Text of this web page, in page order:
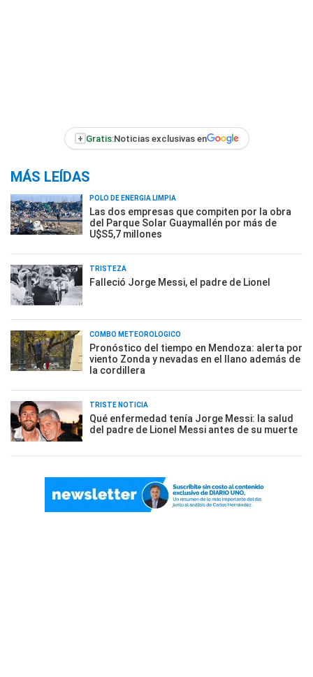
+ Gratis:Noticias exclusivas en
MÁS LEÍDAS
POLO DE ENERGÍA LIMPIA
Las dos empresas que compiten por la obra
del Parque Solar Guaymallén por más de
U$S5,7 millones
TRISTEZA
Falleció Jorge Messi, el padre de Lionel
COMBO METEOROLÓGICO
Pronóstico del tiempo en Mendoza: alerta por
viento Zonda y nevadas en el llano además de
la cordillera
TRISTE NOTICIA
Qué enfermedad tenía Jorge Messi: la salud
del padre de Lionel Messi antes de su muerte